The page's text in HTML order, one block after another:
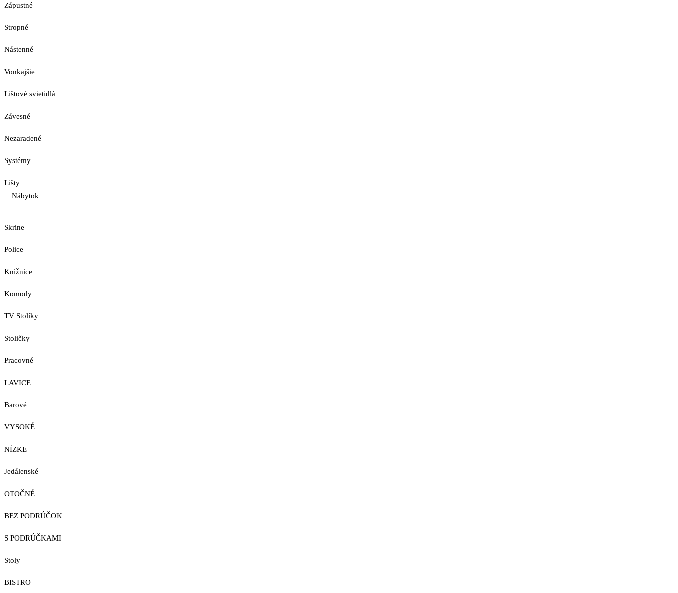
Zápustné
Stropné
Nástenné
Vonkajšie
Lištové svietidlá
Závesné
Nezaradené
Systémy
Lišty
Nábytok
Skrine
Police
Knižnice
Komody
TV Stolíky
Stoličky
Pracovné
LAVICE
Barové
VYSOKÉ
NÍZKE
Jedálenské
OTOČNÉ
BEZ PODRÚČOK
S PODRÚČKAMI
Stoly
BISTRO